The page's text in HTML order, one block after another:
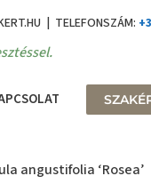
| TELEFONSZÁM:
angustifolia ‘Rosea’